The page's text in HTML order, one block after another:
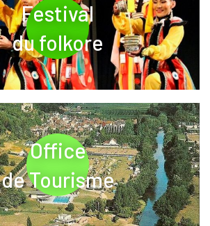
Festival
du folkore– nouvelle
Office
de Tourisme
– nouvelle